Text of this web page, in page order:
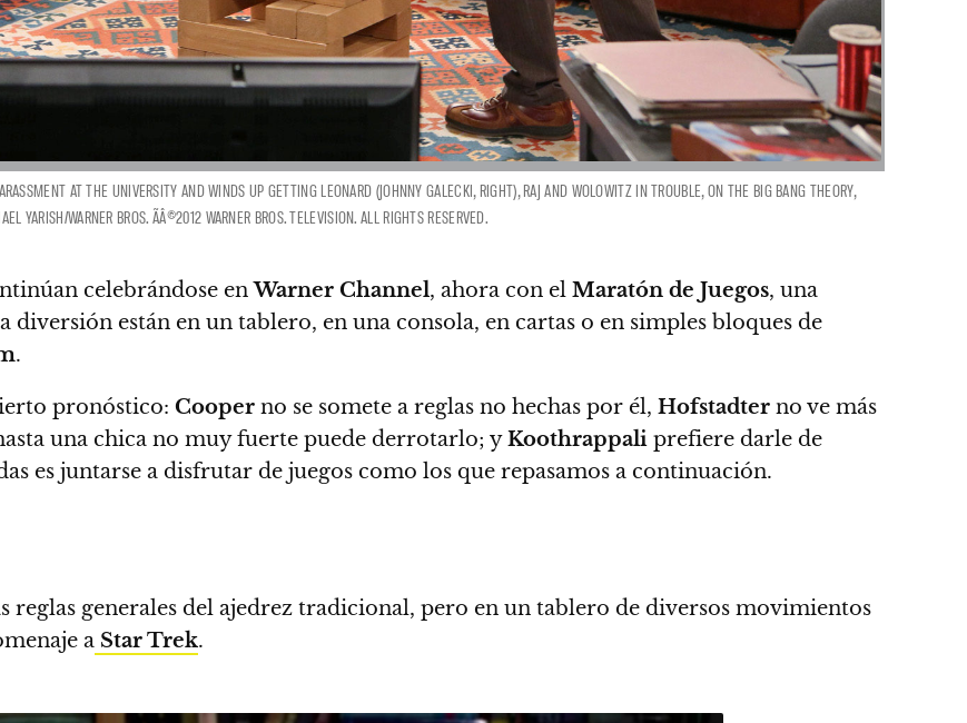
AT THE UNIVERSITY AND WINDS UP GETTING LEONARD (JOHNNY GALECKI, RIGHT), RAJ AND WOLOWITZ IN TROUBLE, ON THE BIG BANG THEORY,
YARISH/WARNER BROS. ÃÂ©2012 WARNER BROS. TELEVISION. ALL RIGHTS RESERVED.
celebrándose enWarner Channel, ahora con el Maratón de Juegos, una
están en un tablero, en una consola, en cartas o en simples bloques de
.
pronóstico: Cooper no se somete a reglas no hechas por él, Hofstadter no ve más
una chica no muy fuerte puede derrotarlo; yKoothrappali prefiere darle de
es juntarse a disfrutar de juegos como los que repasamos a continuación.
reglas generales del ajedrez tradicional, pero en un tablero de diversos movimientos
a Star Trek.